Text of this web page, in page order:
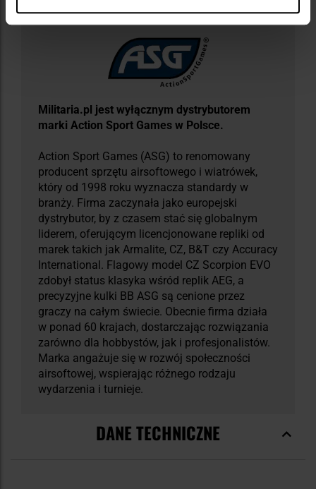
Militaria.pl jest wyłącznym dystrybutorem
marki Action Sport Games w Polsce.
Action Sport Games (ASG) to renomowany
producent sprzętu airsoftowego i wiatrówek,
który od 1998 roku wyznacza standardy w
branży. Firma zaczynała jako europejski
dystrybutor, by z czasem stać się globalnym
liderem, oferującym licencjonowane repliki od
marek takich jak Armalite, CZ, B&T czy Accuracy
International. Flagowy model CZ Scorpion EVO
zdobył status klasyka wśród replik AEG, a
precyzyjne kulki BB ASG są cenione przez
graczy na całym świecie. Obecnie firma działa
w ponad 60 krajach, dostarczając rozwiązania
zarówno dla hobbystów, jak i profesjonalistów.
Marka angażuje się w rozwój społeczności
airsoftowej, wspierając różnego rodzaju
wydarzenia i turnieje.
DANE TECHNICZNE